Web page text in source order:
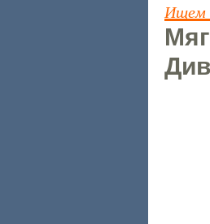
Ищем